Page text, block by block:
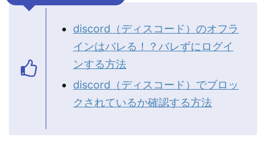
discord（ディスコード）のオフラ
インはバレる！？バレずにログイ
ンする方法
discord（ディスコード）でブロッ
クされているか確認する方法